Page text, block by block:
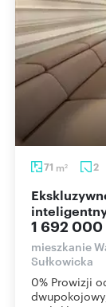
71 m2 2
Ekskluzywne 2-pokojowe mieszkanie z
1 692 000
mieszkanie
Sułkowicka
0% Prowizji